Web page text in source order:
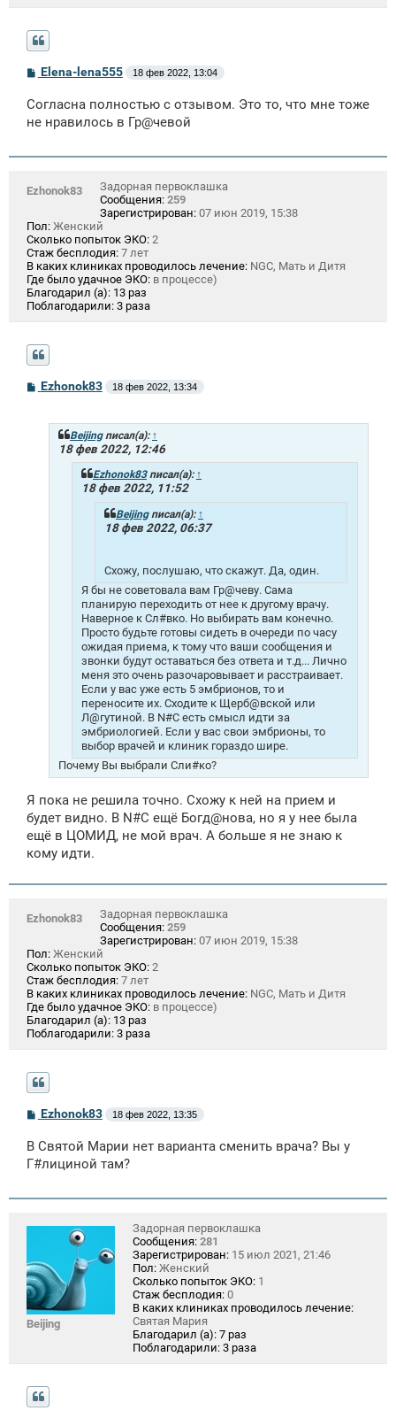
С
б
щ
и
Elena-lena555 18 фев 2022, 13:04
Согласна полностью с отзывом. Это то, что мне тоже
не нравилось в Гр@чевой
Ezhonok83
Задорная первоклашка
Сообщения: 259
Зарегистрирован: 07 июн 2019, 15:38
Пол: Женский
Сколько попыток ЭКО: 2
Стаж бесплодия: 7 лет
В каких клиниках проводилось лечение: NGC, Мать и Дитя
Где было удачное ЭКО: в процессе)
Благодарил (а): 13 раз
Поблагодарили: 3 раза
СEzhonok83 18 фев 2022, 13:34
Beijingписал(а): ↑
18 фев 2022, 12:46
Ezhonok83писал(а): ↑
18 фев 2022, 11:52
Beijingписал(а): ↑
18 фев 2022, 06:37
Схожу, послушаю, что скажут. Да, один.
Я бы не советовала вам Гр@чеву. Сама
планирую переходить от нее к другому врачу.
Наверное к Сл#вко. Но выбирать вам конечно.
Просто будьте готовы сидеть в очереди по часу
ожидая приема, к тому что ваши сообщения и
звонки будут оставаться без ответа и т.д... Лично
меня это очень разочаровывает и расстраивает.
Если у вас уже есть 5 эмбрионов, то и
переносите их. Сходите к Щерб@вской или
Л@гутиной. В N#C есть смысл идти за
эмбриологией. Если у вас свои эмбрионы, то
выбор врачей и клиник гораздо шире.
Почему Вы выбрали Сли#ко?
Я пока не решила точно. Схожу к ней на прием и
будет видно. В N#C ещё Богд@нова, но я у нее была
ещё в ЦОМИД, не мой врач. А больше я не знаю к
кому идти.
Ezhonok83
Задорная первоклашка
Сообщения: 259
Зарегистрирован: 07 июн 2019, 15:38
Пол: Женский
Сколько попыток ЭКО: 2
Стаж бесплодия: 7 лет
В каких клиниках проводилось лечение: NGC, Мать и Дитя
Где было удачное ЭКО: в процессе)
Благодарил (а): 13 раз
Поблагодарили: 3 раза
С
о
б
щ
и
Ezhonok83 18 фев 2022, 13:35
В Святой Марии нет варианта сменить врача? Вы у
Г#лициной там?
Beijing
Задорная первоклашка
Сообщения: 281
Зарегистрирован: 15 июл 2021, 21:46
Пол: Женский
Сколько попыток ЭКО: 1
Стаж бесплодия: 0
В каких клиниках проводилось лечение:
Святая Мария
Благодарил (а): 7 раз
Поблагодарили: 3 раза